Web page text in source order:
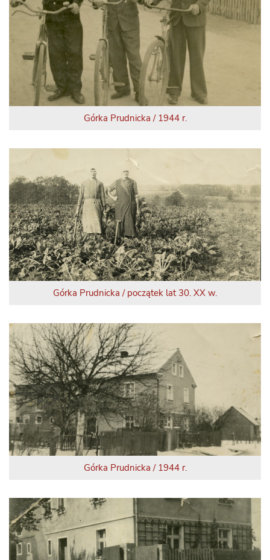
Górka Prudnicka / 1944 r.
Górka Prudnicka / początek lat 30. XX w.
Górka Prudnicka / 1944 r.